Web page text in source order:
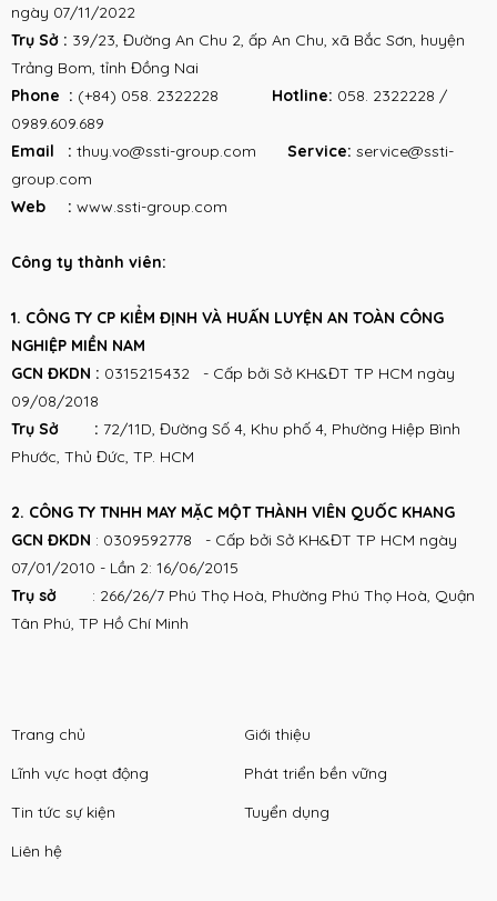
ngày 07/11/2022
Trụ Sở : 39/23, Đường An Chu 2, ấp An Chu, xã Bắc Sơn, huyện
Trảng Bom, tỉnh Đồng Nai
Phone : (+84) 058. 2322228 Hotline: 058. 2322228 /
0989.609.689
Email : thuy.vo@ssti-group.com Service: service@ssti-
group.com
Web : www.ssti-group.com
Công ty thành viên:
1. CÔNG TY CP KIỂM ĐỊNH VÀ HUẤN LUYỆN AN TOÀN CÔNG
NGHIỆP MIỀN NAM
GCN ĐKDN : 0315215432 - Cấp bởi Sở KH&ĐT TP HCM ngày
09/08/2018
Trụ Sở : 72/11D, Đường Số 4, Khu phố 4, Phường Hiệp Bình
Phước, Thủ Đức, TP. HCM
2. CÔNG TY TNHH MAY MẶC MỘT THÀNH VIÊN QUỐC KHANG
GCN ĐKDN : 0309592778 - Cấp bởi Sở KH&ĐT TP HCM ngày
07/01/2010 - Lần 2: 16/06/2015
Trụ sở
: 266/26/7 Phú Thọ Hoà, Phường Phú Thọ Hoà, Quận
Tân Phú, TP Hồ Chí Minh
Trang chủ
Giới thiệu
Lĩnh vực hoạt động
Phát triển bền vững
Tin tức sự kiện
Tuyển dụng
Liên hệ